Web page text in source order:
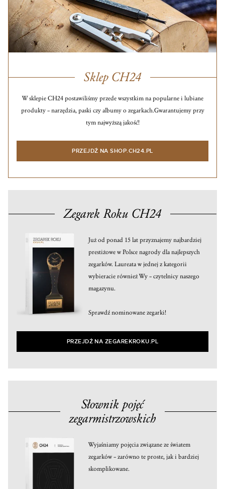
Sklep CH24
W sklepie CH24 postawiliśmy przede wszystkim na popularne i lubiane
produkty – narzędzia, paski czy albumy o zegarkach.Gwarantujemy przy
tym najwyższą jakość!
PRZEJDŹ NA SHOP.CH24.PL
Zegarek Roku CH24
Już od ponad 15 lat przyznajemy najbardziej
prestiżowe w Polsce nagrody dla najlepszych
zegarków. Laureata w jednej z kategorii
wybieracie również Wy – czytelnicy naszego
magazynu.
Sprawdź nominowane zegarki!
PRZEJDŹ NA ZEGAREKROKU.PL
Słownik pojęć
zegarmistrzowskich
Wyjaśniamy pojęcia związane ze światem
zegarków – zarówno te proste, jak i bardziej
skomplikowane.